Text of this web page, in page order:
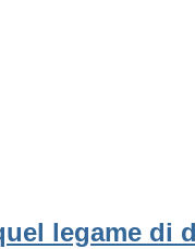
legame di